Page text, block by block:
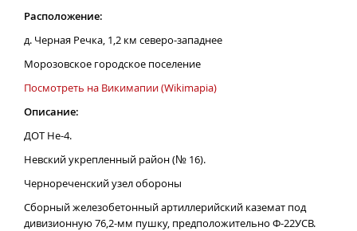
Расположение:
д. Черная Речка, 1,2 км северо-западнее
Морозовское городское поселение
Посмотреть на Викимапии (Wikimapia)
Описание:
ДОТ Не-4.
Невский укрепленный район (№ 16).
Чернореченский узел обороны
Сборный железобетонный артиллерийский каземат под
дивизионную 76,2-мм пушку, предположительно Ф-22УСВ.